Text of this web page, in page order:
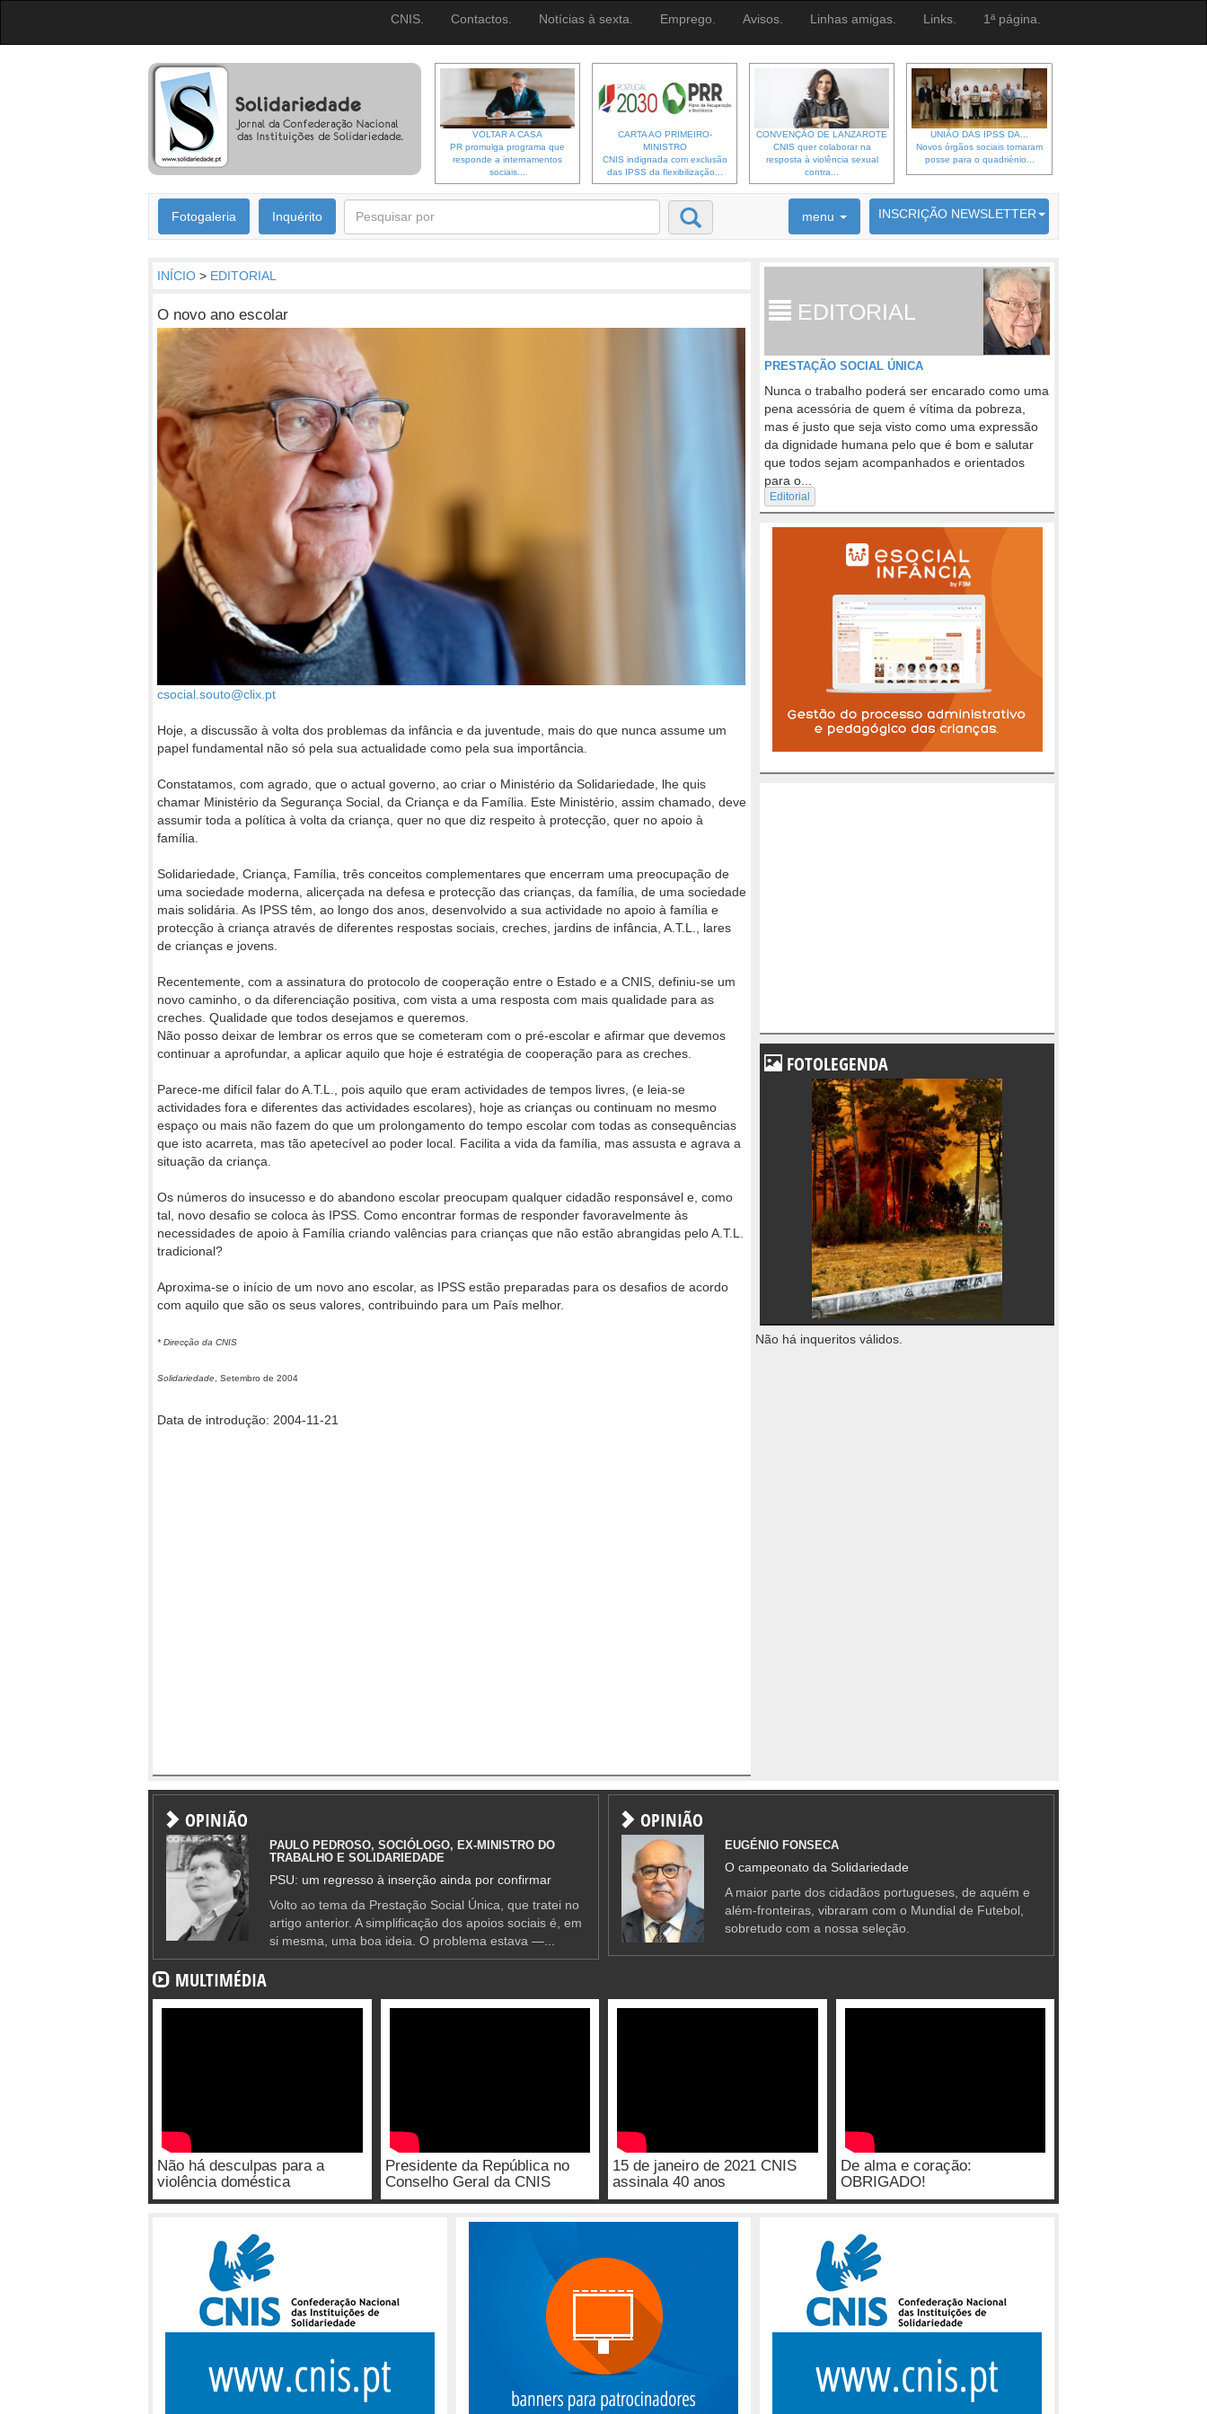
CNIS. Contactos. Notícias à sexta. Emprego. Avisos. Linhas amigas. Links. 1ª página.
VOLTAR A CASA
PR promulga programa que
responde a internamentos
sociais...
CARTA AO PRIMEIRO-
MINISTRO
CNIS indignada com exclusão
das IPSS da flexibilização...
CONVENÇÃO DE LANZAROTE
CNIS quer colaborar na
resposta à violência sexual
contra...
UNIÃO DAS IPSS DA...
Novos órgãos sociais tomaram
posse para o quadriénio...
Fotogaleria Inquérito menu INSCRIÇÃO NEWSLETTER
6692 membros inscritos
INÍCIO > EDITORIAL
O novo ano escolar
csocial.souto@clix.pt
Hoje, a discussão à volta dos problemas da infância e da juventude, mais do que nunca assume um
papel fundamental não só pela sua actualidade como pela sua importância.
Constatamos, com agrado, que o actual governo, ao criar o Ministério da Solidariedade, lhe quis
chamar Ministério da Segurança Social, da Criança e da Família. Este Ministério, assim chamado, deve
assumir toda a política à volta da criança, quer no que diz respeito à protecção, quer no apoio à
família.
Solidariedade, Criança, Família, três conceitos complementares que encerram uma preocupação de
uma sociedade moderna, alicerçada na defesa e protecção das crianças, da família, de uma sociedade
mais solidária. As IPSS têm, ao longo dos anos, desenvolvido a sua actividade no apoio à família e
protecção à criança através de diferentes respostas sociais, creches, jardins de infância, A.T.L., lares
de crianças e jovens.
Recentemente, com a assinatura do protocolo de cooperação entre o Estado e a CNIS, definiu-se um
novo caminho, o da diferenciação positiva, com vista a uma resposta com mais qualidade para as
creches. Qualidade que todos desejamos e queremos.
Não posso deixar de lembrar os erros que se cometeram com o pré-escolar e afirmar que devemos
continuar a aprofundar, a aplicar aquilo que hoje é estratégia de cooperação para as creches.
Parece-me difícil falar do A.T.L., pois aquilo que eram actividades de tempos livres, (e leia-se
actividades fora e diferentes das actividades escolares), hoje as crianças ou continuam no mesmo
espaço ou mais não fazem do que um prolongamento do tempo escolar com todas as consequências
que isto acarreta, mas tão apetecível ao poder local. Facilita a vida da família, mas assusta e agrava a
situação da criança.
Os números do insucesso e do abandono escolar preocupam qualquer cidadão responsável e, como
tal, novo desafio se coloca às IPSS. Como encontrar formas de responder favoravelmente às
necessidades de apoio à Família criando valências para crianças que não estão abrangidas pelo A.T.L.
tradicional?
Aproxima-se o início de um novo ano escolar, as IPSS estão preparadas para os desafios de acordo
com aquilo que são os seus valores, contribuindo para um País melhor.
* Direcção da CNIS
Solidariedade, Setembro de 2004
Data de introdução: 2004-11-21
EDITORIAL
PRESTAÇÃO SOCIAL ÚNICA
Nunca o trabalho poderá ser encarado como uma
pena acessória de quem é vítima da pobreza,
mas é justo que seja visto como uma expressão
da dignidade humana pelo que é bom e salutar
que todos sejam acompanhados e orientados
para o...
Editorial
FOTOLEGENDA
Não há inqueritos válidos.
OPINIÃO
PAULO PEDROSO, SOCIÓLOGO, EX-MINISTRO DO
TRABALHO E SOLIDARIEDADE
PSU: um regresso à inserção ainda por confirmar
Volto ao tema da Prestação Social Única, que tratei no
artigo anterior. A simplificação dos apoios sociais é, em
si mesma, uma boa ideia. O problema estava —...
OPINIÃO
EUGÉNIO FONSECA
O campeonato da Solidariedade
A maior parte dos cidadãos portugueses, de aquém e
além-fronteiras, vibraram com o Mundial de Futebol,
sobretudo com a nossa seleção.
MULTIMÉDIA
Não há desculpas para a
violência doméstica
Presidente da República no
Conselho Geral da CNIS
15 de janeiro de 2021 CNIS
assinala 40 anos
De alma e coração:
OBRIGADO!